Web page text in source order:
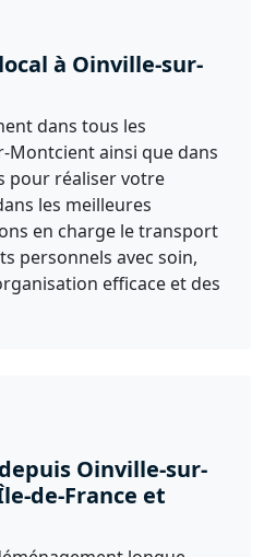
à Oinville-sur-
dans tous les
ainsi que dans
pour réaliser votre
les meilleures
en charge le transport
personnels avec soin,
efficace et des
Oinville-sur-
de-France et